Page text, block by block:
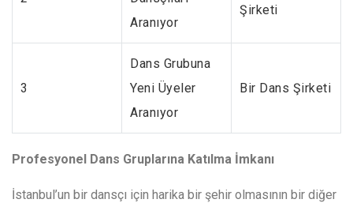
Aranıyor
Şirketi
3
Dans Grubuna
Yeni Üyeler
Aranıyor
Bir Dans Şirketi
Profesyonel Dans Gruplarına Katılma İmkanı
İstanbul’un bir dansçı için harika bir şehir olmasının bir diğer